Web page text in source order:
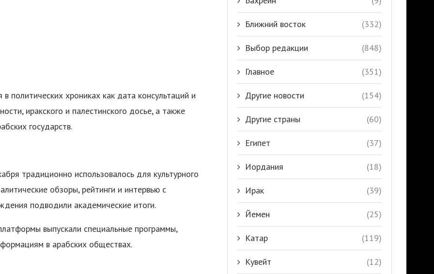
хрониках как дата консультаций и
иракского и палестинского досье, а также
государств.
традиционно использовалось для культурного
обзоры, рейтинги и интервью с
подводили академические итоги.
выпускали специальные программы,
в арабских обществах.
Ближний восток (332)
Выбор редакции (848)
Главное (351)
Другие новости (154)
Другие страны (60)
Египет (37)
Иордания (18)
Ирак (39)
Йемен (25)
Катар (119)
Кувейт (12)